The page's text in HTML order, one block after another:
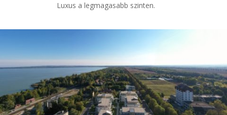
Luxus a legmagasabb szinten.